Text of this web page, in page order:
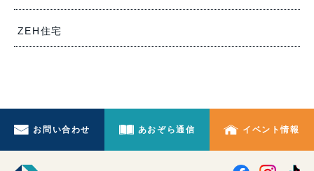
ZEH住宅
お問い合わせ あおぞら通信 イベント情報